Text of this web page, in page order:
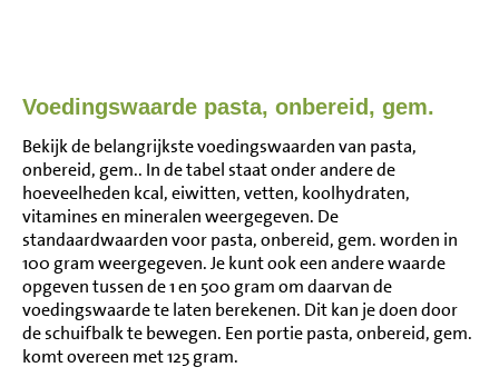
Voedingswaarde pasta, onbereid, gem.
Bekijk de belangrijkste voedingswaarden van pasta,
onbereid, gem.. In de tabel staat onder andere de
hoeveelheden kcal, eiwitten, vetten, koolhydraten,
vitamines en mineralen weergegeven. De
standaardwaarden voor pasta, onbereid, gem. worden in
100 gram weergegeven. Je kunt ook een andere waarde
opgeven tussen de 1 en 500 gram om daarvan de
voedingswaarde te laten berekenen. Dit kan je doen door
de schuifbalk te bewegen. Een portie pasta, onbereid, gem.
komt overeen met 125 gram.